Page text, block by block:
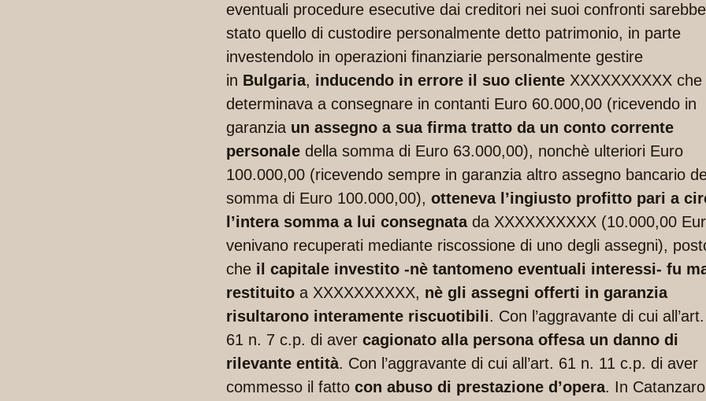
eventuali procedure esecutive dai creditori nei suoi confronti sarebbe
stato quello di custodire personalmente detto patrimonio, in parte
investendolo in operazioni finanziarie personalmente gestire
in Bulgaria, inducendo in errore il suo cliente XXXXXXXXXX che
determinava a consegnare in contanti Euro 60.000,00 (ricevendo in
garanzia un assegno a sua firma tratto da un conto corrente
personale della somma di Euro 63.000,00), nonchè ulteriori Euro
100.000,00 (ricevendo sempre in garanzia altro assegno bancario
somma di Euro 100.000,00), otteneva l’ingiusto profitto pari a
l’intera somma a lui consegnatada XXXXXXXXXX (10.000,00
venivano recuperati mediante riscossione di uno degli assegni),
che il capitale investito -nè tantomeno eventuali interessi- fu
restituito a XXXXXXXXXX, nè gli assegni offerti in garanzia
risultarono interamente riscuotibili. Con l’aggravante di cui all’art.
61 n. 7 c.p. di aver cagionato alla persona offesa un danno di
rilevante entità. Con l’aggravante di cui all’art. 61 n. 11 c.p. di aver
commesso il fatto con abuso di prestazione d’opera. In Catanzaro